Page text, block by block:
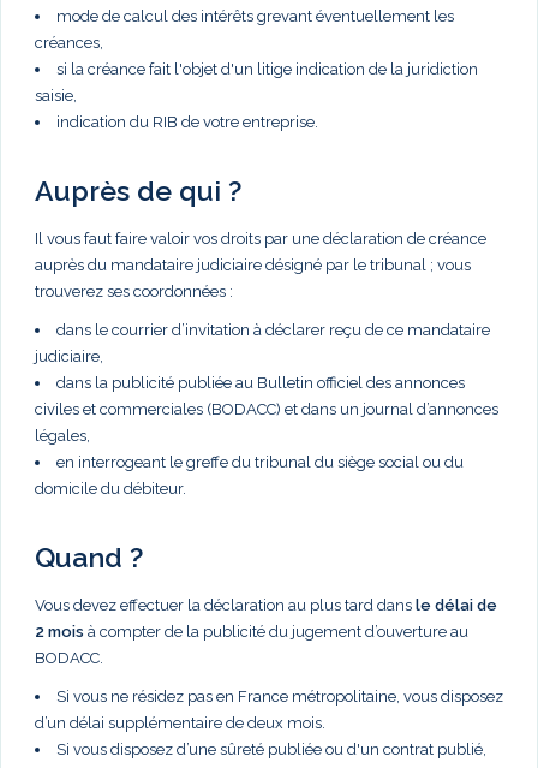
mode de calcul des intérêts grevant éventuellement les
créances,
si la créance fait l'objet d'un litige indication de la juridiction
saisie,
indication du RIB de votre entreprise.
Auprès de qui ?
Il vous faut faire valoir vos droits par une déclaration de créance
auprès du mandataire judiciaire désigné par le tribunal ; vous
trouverez ses coordonnées :
dans le courrier d’invitation à déclarer reçu de ce mandataire
judiciaire,
dans la publicité publiée au Bulletin officiel des annonces
civiles et commerciales (BODACC) et dans un journal d’annonces
légales,
en interrogeant le greffe du tribunal du siège social ou du
domicile du débiteur.
Quand ?
Vous devez effectuer la déclaration au plus tard dans le délai de
2 mois à compter de la publicité du jugement d’ouverture au
BODACC.
Si vous ne résidez pas en France métropolitaine, vous disposez
d’un délai supplémentaire de deux mois.
Si vous disposez d’une sûreté publiée ou d'un contrat publié,